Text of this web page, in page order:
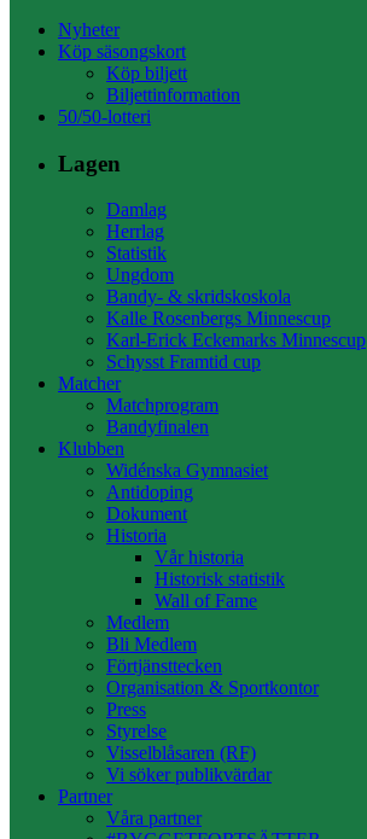
Nyheter
Köp säsongskort
Köp biljett
Biljettinformation
50/50-lotteri
Lagen
Damlag
Herrlag
Statistik
Ungdom
Bandy- & skridskoskola
Kalle Rosenbergs Minnescup
Karl-Erick Eckemarks Minnescup
Schysst Framtid cup
Matcher
Matchprogram
Bandyfinalen
Klubben
Widénska Gymnasiet
Antidoping
Dokument
Historia
Vår historia
Historisk statistik
Wall of Fame
Medlem
Bli Medlem
Förtjänsttecken
Organisation & Sportkontor
Press
Styrelse
Visselblåsaren (RF)
Vi söker publikvärdar
Partner
Våra partner